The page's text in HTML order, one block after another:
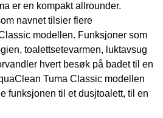
er en kompakt allrounder.
navnet tilsier flere
modellen. Funksjoner som
toalettsetevarmen, luktavsug
hvert besøk på badet til en
Tuma Classic modellen
funksjonen til et dusjtoalett, til en